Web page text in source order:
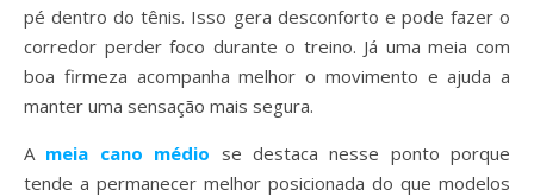
pé dentro do tênis. Isso gera desconforto e pode fazer o
corredor perder foco durante o treino. Já uma meia com
boa firmeza acompanha melhor o movimento e ajuda a
manter uma sensação mais segura.
A meia cano médio se destaca nesse ponto porque
tende a permanecer melhor posicionada do que modelos